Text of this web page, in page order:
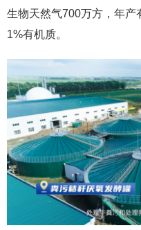
生物天然气700万方，年产
1%有机质。